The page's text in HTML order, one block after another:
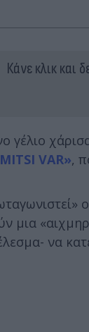
Κάνε κλικ και
γέλιο
VAR»,
μια
να